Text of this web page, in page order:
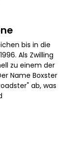
bis in die
Als Zwilling
zu einem der
Name Boxster
ab, was